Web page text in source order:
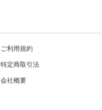
ご利用規約
特定商取引法
会社概要